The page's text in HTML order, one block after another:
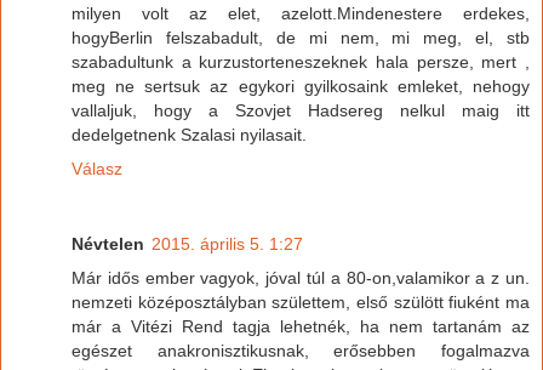
milyen volt az elet, azelott.Mindenestere erdekes,
hogyBerlin felszabadult, de mi nem, mi meg, el, stb
szabadultunk a kurzustorteneszeknek hala persze, mert ,
meg ne sertsuk az egykori gyilkosaink emleket, nehogy
vallaljuk, hogy a Szovjet Hadsereg nelkul maig itt
dedelgetnenk Szalasi nyilasait.
Válasz
Névtelen 2015. április 5. 1:27
Már idős ember vagyok, jóval túl a 80-on,valamikor a z un.
nemzeti középosztályban születtem, első szülött fiuként ma
már a Vitézi Rend tagja lehetnék, ha nem tartanám az
egészet anakronisztikusnak, erősebben fogalmazva